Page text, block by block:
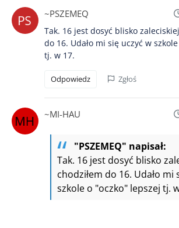
~PSZEMEQ
Tak. 16 jest dosyć blisko
do 16. Udało mi się uczyć w
tj. w 17.
Odpowiedz Zgłoś
~MI-HAU
"PSZEMEQ" napisał:
Tak. 16 jest dosyć blisko
chodziłem do 16. Udało mi
szkole o "oczko" lepszej tj.